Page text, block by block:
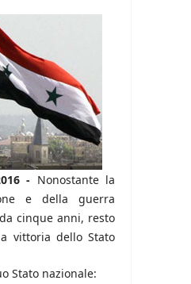
- Nonostante la
e della guerra
cinque anni, resto
vittoria dello Stato
Stato nazionale: